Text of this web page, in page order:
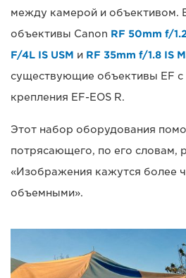
между камерой и объективом.
объективы Canon RF 50mm f/
F/4L IS USM и RF 35mm f/1.8 IS
существующие объективы EF
крепления EF-EOS R.
Этот набор оборудования
потрясающего, по его словам,
«Изображения кажутся более
объемными».